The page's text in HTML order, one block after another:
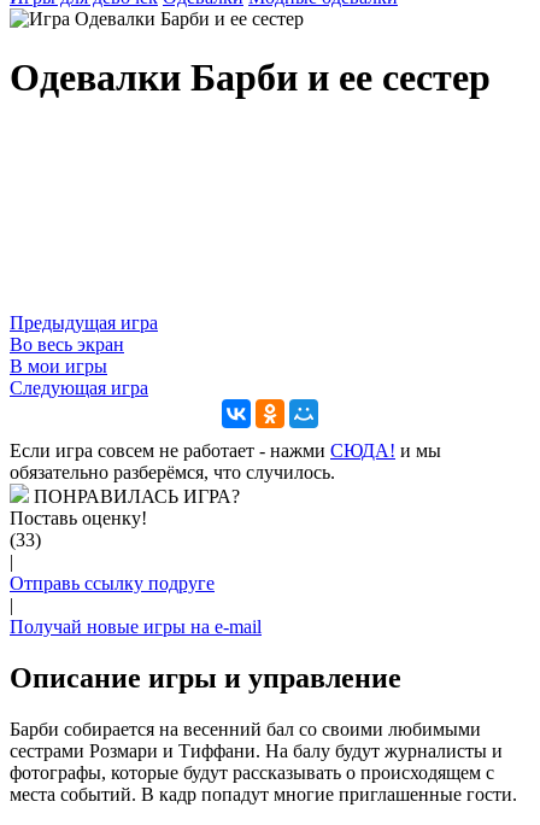
Одевалки Барби и ее сестер
Предыдущая игра
Во весь экран
В мои игры
Следующая игра
Если игра совсем не работает - нажми CЮДА! и мы
обязательно разберёмся, что случилось.
ПОНРАВИЛАСЬ ИГРА?
Поставь оценку!
(33)
|
Отправь ссылку подруге
|
Получай новые игры на e-mail
Описание игры и управление
Барби собирается на весенний бал со своими любимыми
сестрами Розмари и Тиффани. На балу будут журналисты и
фотографы, которые будут рассказывать о происходящем с
места событий. В кадр попадут многие приглашенные гости.